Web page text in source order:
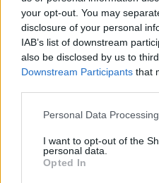
your opt-out. You may
disclosure of your personal
IAB’s list of downstream
also be disclosed by us to
Downstream Participants that
Personal Data
I want to opt-out of the
personal data.
Opted In